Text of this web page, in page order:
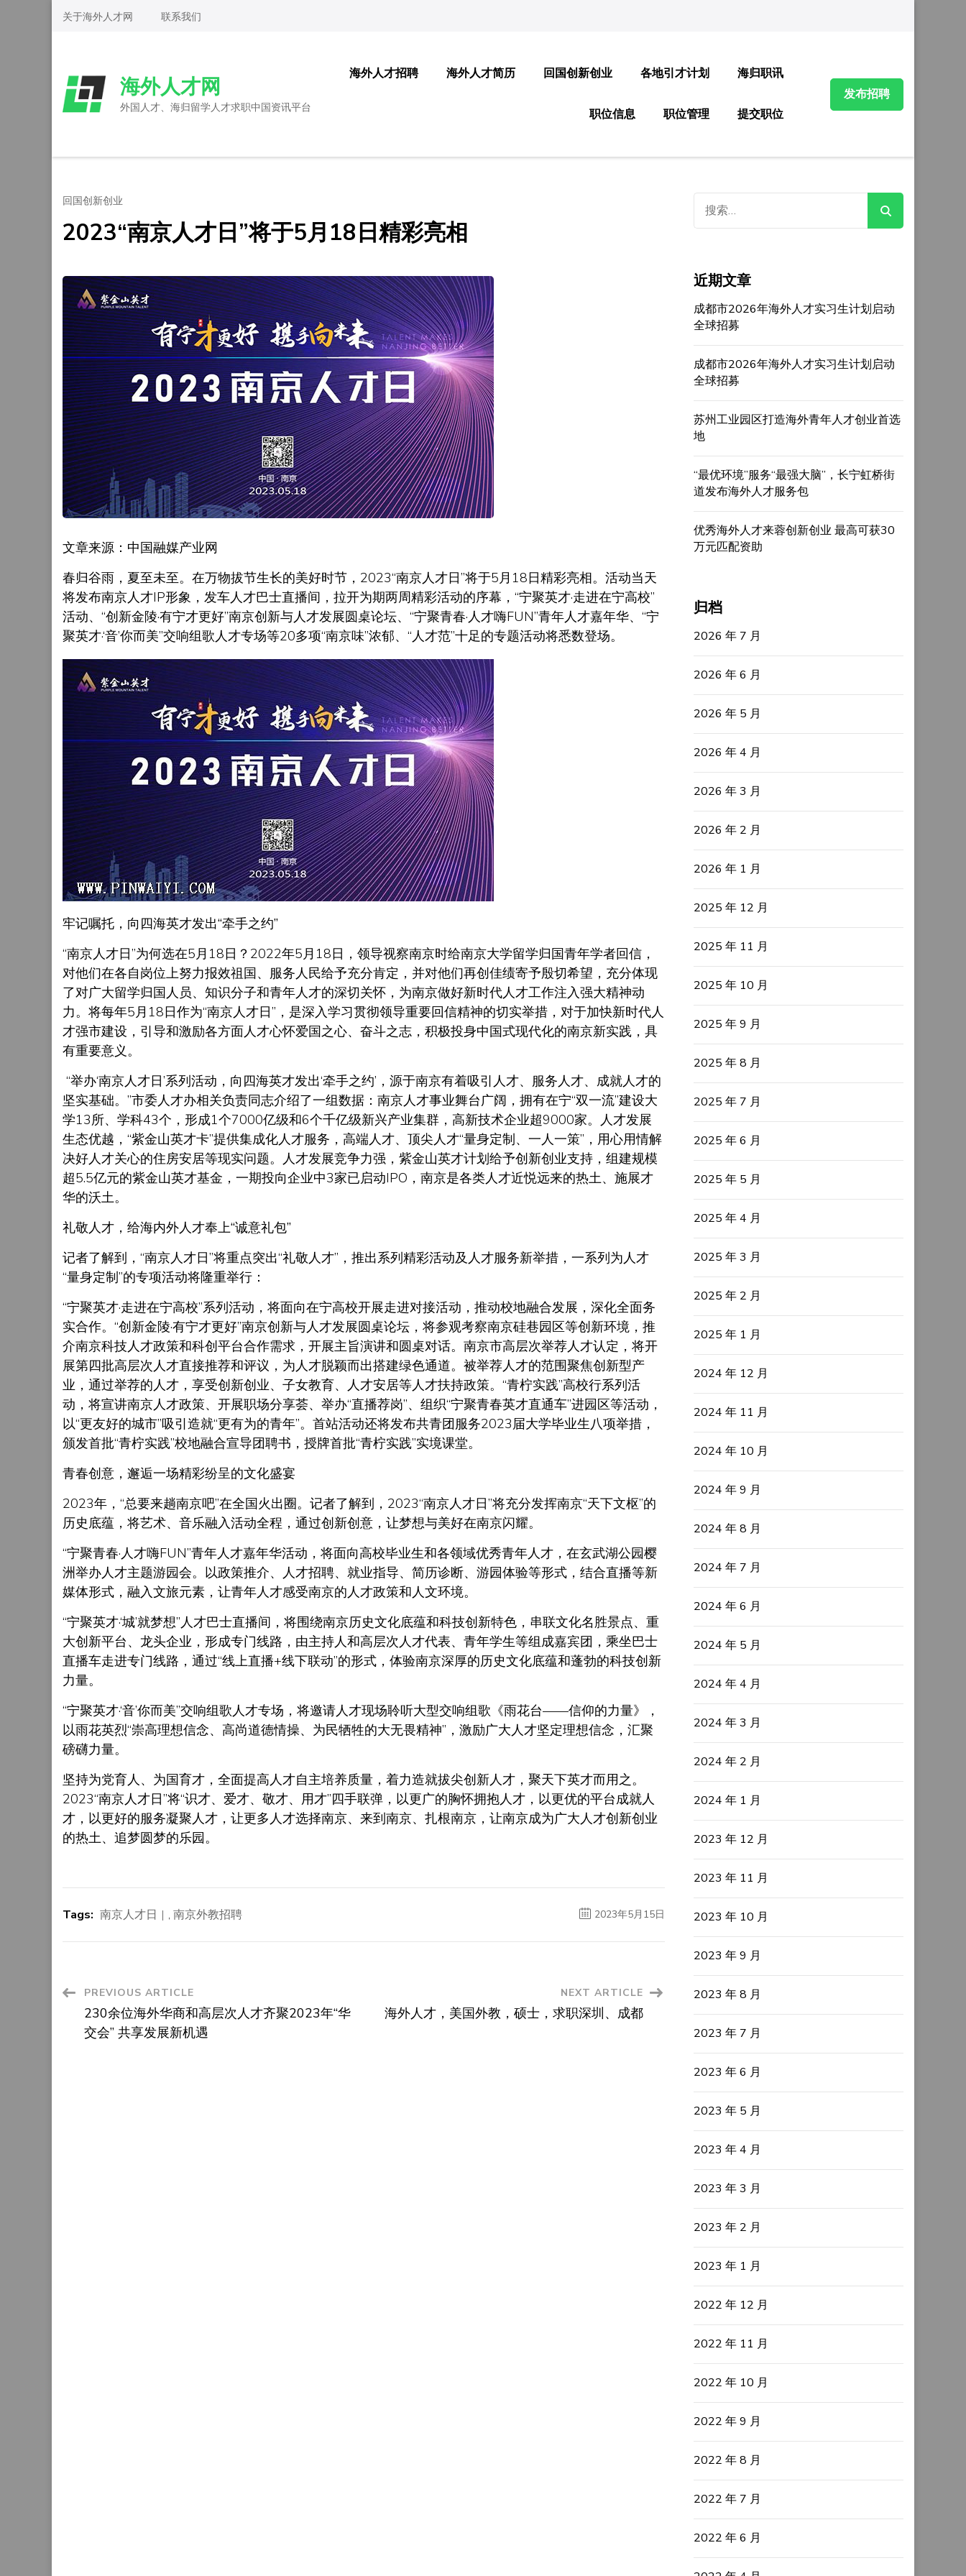
Skip
Enter)
关于海外人才网 联系我们
海外人才网
外国人才、海归留学人才求职中国资讯平台
海外人才招聘 海外人才简历 回国创新创业 各地引才计划 海归职讯
职位信息 职位管理 提交职位
发布招聘
回国创新创业
2023“南京人才日”将于5月18日精彩亮相
文章来源：中国融媒产业网
春归谷雨，夏至未至。在万物拔节生长的美好时节，2023“南京人才日”将于5月18日精彩亮相。活动当天
将发布南京人才IP形象，发车人才巴士直播间，拉开为期两周精彩活动的序幕，“宁聚英才·走进在宁高校”
活动、“创新金陵·有宁才更好”南京创新与人才发展圆桌论坛、“宁聚青春·人才嗨FUN”青年人才嘉年华、“宁
聚英才·‘音’你而美”交响组歌人才专场等20多项“南京味”浓郁、“人才范”十足的专题活动将悉数登场。
牢记嘱托，向四海英才发出“牵手之约”
“南京人才日”为何选在5月18日？2022年5月18日，领导视察南京时给南京大学留学归国青年学者回信，
对他们在各自岗位上努力报效祖国、服务人民给予充分肯定，并对他们再创佳绩寄予殷切希望，充分体现
了对广大留学归国人员、知识分子和青年人才的深切关怀，为南京做好新时代人才工作注入强大精神动
力。将每年5月18日作为“南京人才日”，是深入学习贯彻领导重要回信精神的切实举措，对于加快新时代人
才强市建设，引导和激励各方面人才心怀爱国之心、奋斗之志，积极投身中国式现代化的南京新实践，具
有重要意义。
“举办‘南京人才日’系列活动，向四海英才发出‘牵手之约’，源于南京有着吸引人才、服务人才、成就人才的
坚实基础。”市委人才办相关负责同志介绍了一组数据：南京人才事业舞台广阔，拥有在宁“双一流”建设大
学13所、学科43个，形成1个7000亿级和6个千亿级新兴产业集群，高新技术企业超9000家。人才发展
生态优越，“紫金山英才卡”提供集成化人才服务，高端人才、顶尖人才“量身定制、一人一策”，用心用情解
决好人才关心的住房安居等现实问题。人才发展竞争力强，紫金山英才计划给予创新创业支持，组建规模
超5.5亿元的紫金山英才基金，一期投向企业中3家已启动IPO，南京是各类人才近悦远来的热土、施展才
华的沃土。
礼敬人才，给海内外人才奉上“诚意礼包”
记者了解到，“南京人才日”将重点突出“礼敬人才”，推出系列精彩活动及人才服务新举措，一系列为人才
“量身定制”的专项活动将隆重举行：
“宁聚英才·走进在宁高校”系列活动，将面向在宁高校开展走进对接活动，推动校地融合发展，深化全面务
实合作。“创新金陵·有宁才更好”南京创新与人才发展圆桌论坛，将参观考察南京硅巷园区等创新环境，推
介南京科技人才政策和科创平台合作需求，开展主旨演讲和圆桌对话。南京市高层次举荐人才认定，将开
展第四批高层次人才直接推荐和评议，为人才脱颖而出搭建绿色通道。被举荐人才的范围聚焦创新型产
业，通过举荐的人才，享受创新创业、子女教育、人才安居等人才扶持政策。“青柠实践”高校行系列活
动，将宣讲南京人才政策、开展职场分享荟、举办“直播荐岗”、组织“宁聚青春英才直通车”进园区等活动，
以“更友好的城市”吸引造就“更有为的青年”。首站活动还将发布共青团服务2023届大学毕业生八项举措，
颁发首批“青柠实践”校地融合宣导团聘书，授牌首批“青柠实践”实境课堂。
青春创意，邂逅一场精彩纷呈的文化盛宴
2023年，“总要来趟南京吧”在全国火出圈。记者了解到，2023“南京人才日”将充分发挥南京“天下文枢”的
历史底蕴，将艺术、音乐融入活动全程，通过创新创意，让梦想与美好在南京闪耀。
“宁聚青春·人才嗨FUN”青年人才嘉年华活动，将面向高校毕业生和各领域优秀青年人才，在玄武湖公园樱
洲举办人才主题游园会。以政策推介、人才招聘、就业指导、简历诊断、游园体验等形式，结合直播等新
媒体形式，融入文旅元素，让青年人才感受南京的人才政策和人文环境。
“宁聚英才·‘城’就梦想”人才巴士直播间，将围绕南京历史文化底蕴和科技创新特色，串联文化名胜景点、重
大创新平台、龙头企业，形成专门线路，由主持人和高层次人才代表、青年学生等组成嘉宾团，乘坐巴士
直播车走进专门线路，通过“线上直播+线下联动”的形式，体验南京深厚的历史文化底蕴和蓬勃的科技创新
力量。
“宁聚英才·‘音’你而美”交响组歌人才专场，将邀请人才现场聆听大型交响组歌《雨花台——信仰的力量》，
以雨花英烈“崇高理想信念、高尚道德情操、为民牺牲的大无畏精神”，激励广大人才坚定理想信念，汇聚
磅礴力量。
坚持为党育人、为国育才，全面提高人才自主培养质量，着力造就拔尖创新人才，聚天下英才而用之。
2023“南京人才日”将“识才、爱才、敬才、用才”四手联弹，以更广的胸怀拥抱人才，以更优的平台成就人
才，以更好的服务凝聚人才，让更多人才选择南京、来到南京、扎根南京，让南京成为广大人才创新创业
的热土、追梦圆梦的乐园。
Tags: 南京人才日 , 南京外教招聘 2023年5月15日
Post
Navigation
PREVIOUS ARTICLE
230余位海外华商和高层次人才齐聚2023年“华
交会” 共享发展新机遇
NEXT ARTICLE
海外人才，美国外教，硕士，求职深圳、成都
索：
近期文章
成都市2026年海外人才实习生计划启动
全球招募
成都市2026年海外人才实习生计划启动
全球招募
苏州工业园区打造海外青年人才创业首选
地
“最优环境”服务“最强大脑”，长宁虹桥街
道发布海外人才服务包
优秀海外人才来蓉创新创业 最高可获30
万元匹配资助
归档
2026 年 7 月
2026 年 6 月
2026 年 5 月
2026 年 4 月
2026 年 3 月
2026 年 2 月
2026 年 1 月
2025 年 12 月
2025 年 11 月
2025 年 10 月
2025 年 9 月
2025 年 8 月
2025 年 7 月
2025 年 6 月
2025 年 5 月
2025 年 4 月
2025 年 3 月
2025 年 2 月
2025 年 1 月
2024 年 12 月
2024 年 11 月
2024 年 10 月
2024 年 9 月
2024 年 8 月
2024 年 7 月
2024 年 6 月
2024 年 5 月
2024 年 4 月
2024 年 3 月
2024 年 2 月
2024 年 1 月
2023 年 12 月
2023 年 11 月
2023 年 10 月
2023 年 9 月
2023 年 8 月
2023 年 7 月
2023 年 6 月
2023 年 5 月
2023 年 4 月
2023 年 3 月
2023 年 2 月
2023 年 1 月
2022 年 12 月
2022 年 11 月
2022 年 10 月
2022 年 9 月
2022 年 8 月
2022 年 7 月
2022 年 6 月